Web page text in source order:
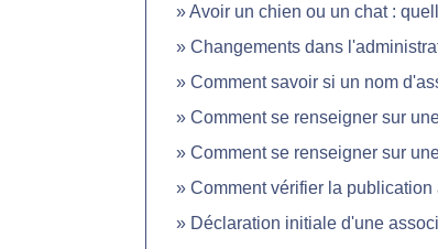
Avoir un chien ou un chat :
Changements dans
Comment savoir si un nom
Comment se renseigner sur
Comment se renseigner sur
Comment vérifier la
Déclaration initiale d'une